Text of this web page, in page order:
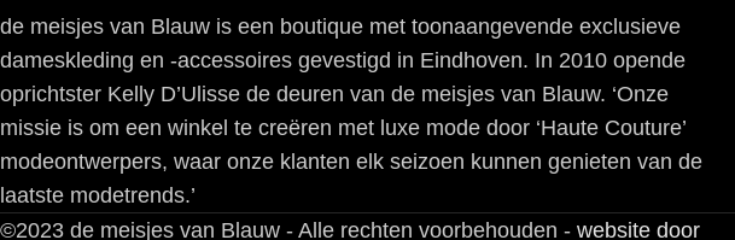
de meisjes van Blauw is een boutique met toonaangevende exclusieve
dameskleding en -accessoires gevestigd in Eindhoven. In 2010 opende
oprichtster Kelly D’Ulisse de deuren van de meisjes van Blauw. ‘Onze
missie is om een winkel te creëren met luxe mode door ‘Haute Couture’
modeontwerpers, waar onze klanten elk seizoen kunnen genieten van de
laatste modetrends.’
©2023 de meisjes van Blauw - Alle rechten voorbehouden - website door